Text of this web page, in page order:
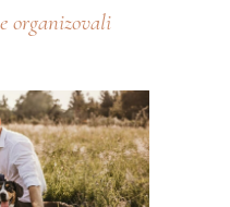
organizovali